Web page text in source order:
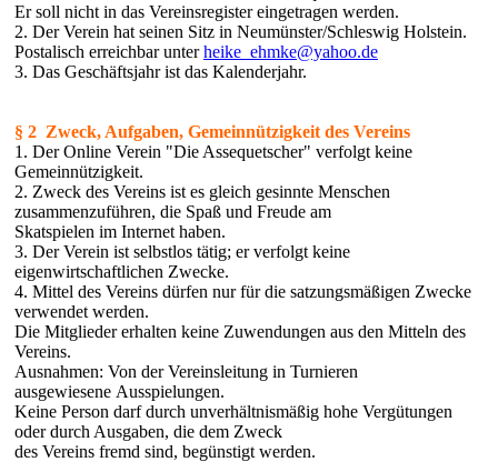
Er soll nicht in das Vereinsregister eingetragen werden.
2. Der Verein hat seinen Sitz in Neumünster/Schleswig Holstein.
Postalisch erreichbar unterheike_ehmke@yahoo.de
3. Das Geschäftsjahr ist das Kalenderjahr.
§ 2 Zweck, Aufgaben, Gemeinnützigkeit des Vereins
1. Der Online Verein "Die Assequetscher" verfolgt keine
Gemeinnützigkeit.
2. Zweck des Vereins ist es gleich gesinnte Menschen
zusammenzuführen, die Spaß und Freude am
Skatspielen im Internet haben.
3. Der Verein ist selbstlos tätig; er verfolgt keine
eigenwirtschaftlichen Zwecke.
4. Mittel des Vereins dürfen nur für die satzungsmäßigen Zwecke
verwendet werden.
Die Mitglieder erhalten keine Zuwendungen aus den Mitteln des
Vereins.
Ausnahmen: Von der Vereinsleitung in Turnieren
ausgewiesene Ausspielungen.
Keine Person darf durch unverhältnismäßig hohe Vergütungen
oder durch Ausgaben, die dem Zweck
des Vereins fremd sind, begünstigt werden.